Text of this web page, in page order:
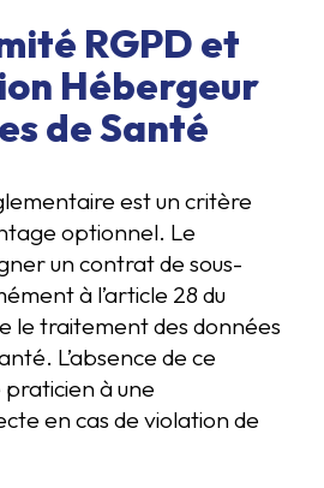
RGPD et
Hébergeur
de Santé
est un critère
optionnel. Le
un contrat de sous-
à l’article 28 du
le traitement des données
L’absence de ce
à une
en cas de violation de